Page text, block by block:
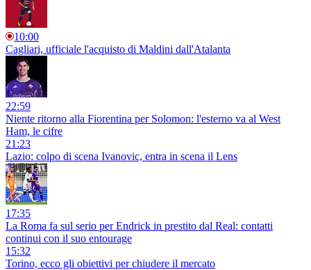
10:00
Cagliari, ufficiale l'acquisto di Maldini dall'Atalanta
22:59
Niente ritorno alla Fiorentina per Solomon: l'esterno va al West
Ham, le cifre
21:23
Lazio: colpo di scena Ivanovic, entra in scena il Lens
17:35
La Roma fa sul serio per Endrick in prestito dal Real: contatti
continui con il suo entourage
15:32
Torino, ecco gli obiettivi per chiudere il mercato